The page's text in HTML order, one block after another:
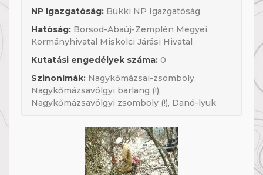
NP Igazgatóság: Bükki NP Igazgatóság
Hatóság: Borsod-Abaúj-Zemplén Megyei
Kormányhivatal Miskolci Járási Hivatal
Kutatási engedélyek száma: 0
Szinonímák: Nagykőmázsai-zsomboly,
Nagykőmázsavölgyi barlang (!),
Nagykőmázsavölgyi zsomboly (!), Danó-lyuk